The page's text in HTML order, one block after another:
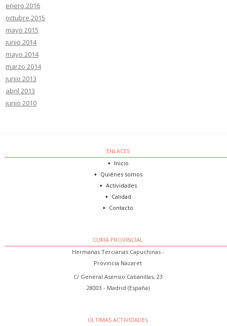
enero 2016
octubre 2015
mayo 2015
junio 2014
mayo 2014
marzo 2014
junio 2013
abril 2013
junio 2010
ENLACES
Inicio
Quiénes somos
Actividades
Calidad
Contacto
CURIA PROVINCIAL
Hermanas Terciarias Capuchinas -
Provincia Nazaret
C/ General Asensio Cabanillas, 23
28003 - Madrid (España)
ÚLTIMAS ACTIVIDADES